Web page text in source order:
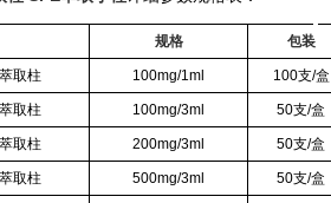
规格 包装
取柱 100mg/1ml 100支/盒
取柱 100mg/3ml 50支/盒
取柱 200mg/3ml 50支/盒
取柱 500mg/3ml 50支/盒